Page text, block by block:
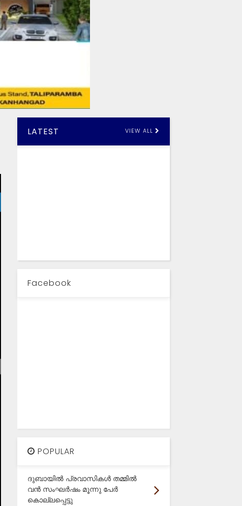
LATEST VIEW ALL
Facebook
POPULAR
ദുബായിൽ പ്രവാസികൾ തമ്മിൽ
വൻ സംഘർഷം മൂന്നു പേർ
കൊല്ലപ്പെട്ടു